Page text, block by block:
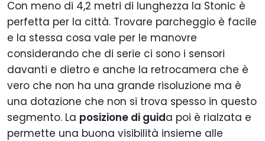
Con meno di 4,2 metri di lunghezza la Stonic è
perfetta per la città. Trovare parcheggio è facile
e la stessa cosa vale per le manovre
considerando che di serie ci sono i sensori
davanti e dietro e anche la retrocamera che è
vero che non ha una grande risoluzione ma è
una dotazione che non si trova spesso in questo
segmento. La posizione di guida poi è rialzata e
permette una buona visibilità insieme alle